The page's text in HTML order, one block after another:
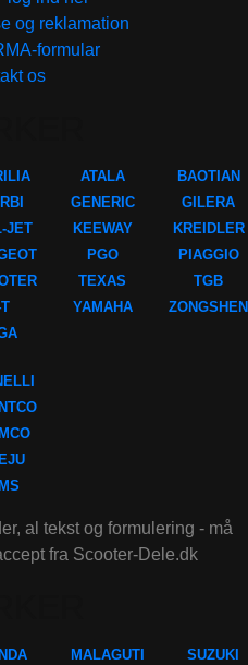
og reklamation
formular
os
JET
ATALA
GENERIC
KEEWAY
PGO
TEXAS
YAMAHA
BAOTIAN
GILERA
KREIDLER
PIAGGIO
TGB
ZONGSHEN
al tekst og formulering - må
fra Scooter-Dele.dk
MALAGUTI
SUZUKI